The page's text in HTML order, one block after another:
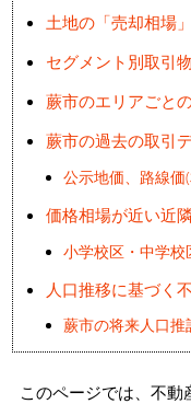
土地の「売却相場
セグメント別取引
蕨市のエリアごと
蕨市の過去の取引
公示地価、路線価
価格相場が近い近
小学校区・中学校
人口推移に基づく
蕨市の将来人口推
このページでは、不動